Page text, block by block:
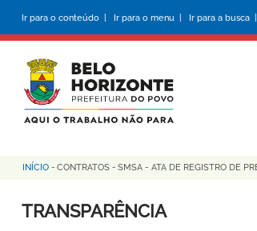
conteúdo
principal
Ir para o conteúdo | Ir para o menu | Ir para a busca |
Trilha
de
INÍCIO - CONTRATOS - SMSA - ATA DE REGISTRO DE
TRANSPARÊNCIA